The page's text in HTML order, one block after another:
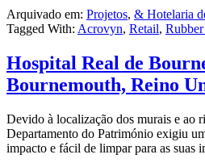
Arquivado em: Projetos, & Hotelaria
Tagged With: Acrovyn, Retail,
Hospital Real de
Bournemouth, Reino
Devido à localização dos murais e ao
Departamento do Património exigiu
impacto e fácil de limpar para as suas